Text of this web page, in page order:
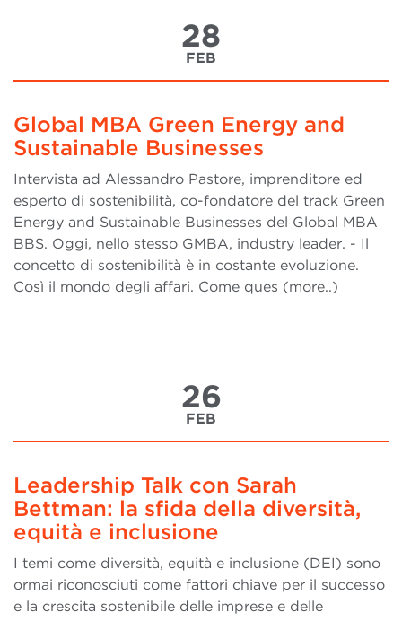
28
FEB
Global MBA Green Energy and
Sustainable Businesses
Intervista ad Alessandro Pastore, imprenditore ed
esperto di sostenibilità, co-fondatore del track Green
Energy and Sustainable Businesses del Global MBA
BBS. Oggi, nello stesso GMBA, industry leader. - Il
concetto di sostenibilità è in costante evoluzione.
Così il mondo degli affari. Come ques (more..)
26
FEB
Leadership Talk con Sarah
Bettman: la sfida della diversità,
equità e inclusione
I temi come diversità, equità e inclusione (DEI) sono
ormai riconosciuti come fattori chiave per il successo
e la crescita sostenibile delle imprese e delle